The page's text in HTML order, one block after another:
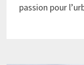
passion pour